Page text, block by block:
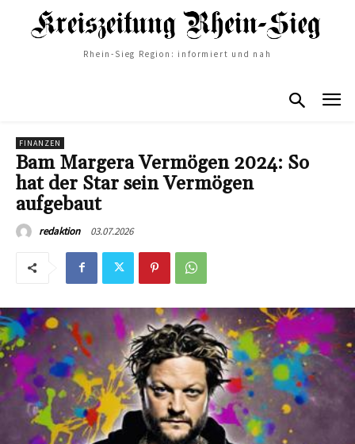
Rhein-Sieg Region: informiert und nah
FINANZEN
Bam Margera Vermögen 2024: So
hat der Star sein Vermögen
aufgebaut
redaktion 03.07.2026